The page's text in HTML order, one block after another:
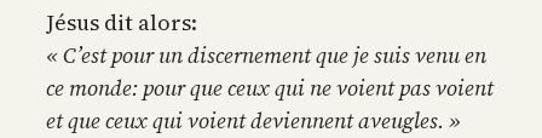
Jésus dit alors:
« C’est pour un discernement que je suis venu en
ce monde: pour que ceux qui ne voient pas voient
et que ceux qui voient deviennent aveugles. »